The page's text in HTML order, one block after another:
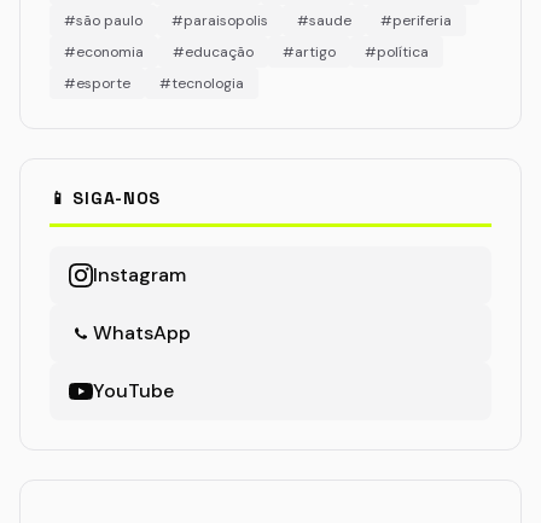
#são paulo
#paraisopolis #saude
#periferia
#economia
#educação #artigo
#política
#esporte
#tecnologia
📱 SIGA-NOS
Instagram
WhatsApp
YouTube